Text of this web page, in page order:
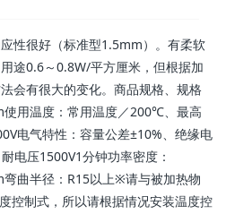
性很好（标准型1.5mm）。有柔软
途0.6～0.8W/平方厘米，但根据加
会有很大的变化。商品规格、规格
用温度：常用温度／200℃、最高
电气特性：容量公差±10%、绝缘电
电压1500V1分钟功率密度：
曲半径：R15以上※请与被加热物
控制式，所以请根据情况安装温度控